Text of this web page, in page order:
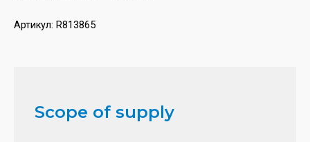
Артикул: R813865
Scope of supply